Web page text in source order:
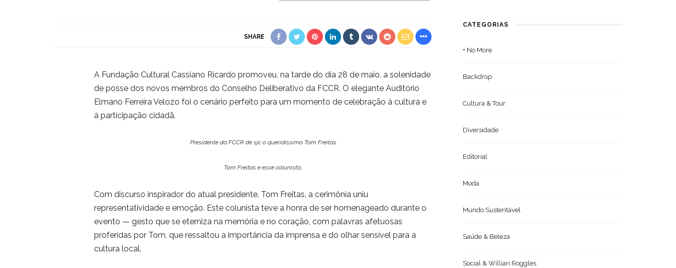
SHARE
A Fundação Cultural Cassiano Ricardo promoveu, na tarde do dia 28 de maio, a solenidade
de posse dos novos membros do Conselho Deliberativo da FCCR. O elegante Auditório
Elmano Ferreira Velozo foi o cenário perfeito para um momento de celebração à cultura e
à participação cidadã.
Presidente da FCCR de sjc o queridíssimo Tom Freitas
Tom Freitas e esse colunista…
Com discurso inspirador do atual presidente, Tom Freitas, a cerimônia uniu
representatividade e emoção. Este colunista teve a honra de ser homenageado durante o
evento — gesto que se eterniza na memória e no coração, com palavras afetuosas
proferidas por Tom, que ressaltou a importância da imprensa e do olhar sensível para a
cultura local.
CATEGORIAS
+ No More
Backdrop
Cultura & Tour
Diversidade
Editorial
Moda
Mundo Sustentável
Saúde & Beleza
Social & Willian Roggles